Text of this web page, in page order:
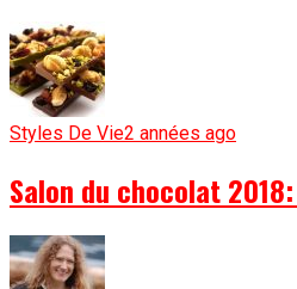
Styles De Vie2 années ago
Salon du chocolat